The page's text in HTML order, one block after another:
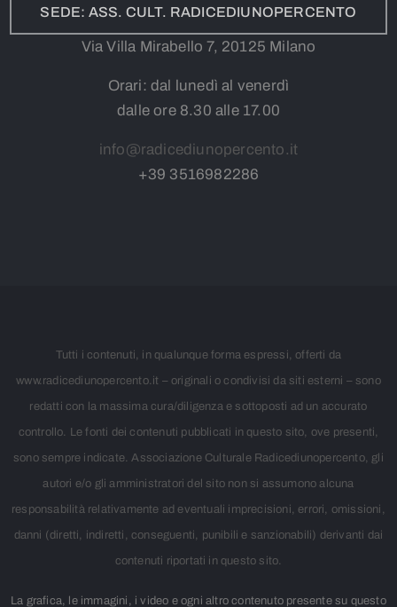
SEDE: ASS. CULT. RADICEDIUNOPERCENTO
Via Villa Mirabello 7, 20125 Milano
Orari: dal lunedì al venerdì
dalle ore 8.30 alle 17.00
info@radicediunopercento.it
+39 3516982286
Tutti i contenuti, in qualunque forma espressi, offerti da
www.radicediunopercento.it – originali o condivisi da siti esterni – sono
redatti con la massima cura/diligenza e sottoposti ad un accurato
controllo. Le fonti dei contenuti pubblicati in questo sito, ove presenti,
sono sempre indicate. Associazione Culturale Radicediunopercento, gli
autori e/o gli amministratori del sito non si assumono alcuna
responsabilità relativamente ad eventuali imprecisioni, errori, omissioni,
danni (diretti, indiretti, conseguenti, punibili e sanzionabili) derivanti dai
contenuti riportati in questo sito.
La grafica, le immagini, i video e ogni altro contenuto presente su questo